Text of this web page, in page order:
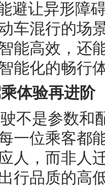
避让异形障
车混行的场
能高效，还
能化的畅行
体验再进阶
不是参数和
一位乘客都
人，而非人
行品质的高